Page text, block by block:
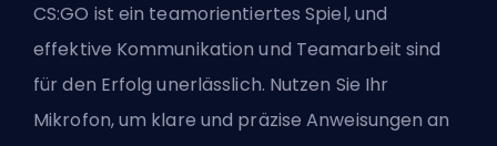
CS:GO ist ein teamorientiertes Spiel, und
effektive Kommunikation und Teamarbeit sind
für den Erfolg unerlässlich. Nutzen Sie Ihr
Mikrofon, um klare und präzise Anweisungen an